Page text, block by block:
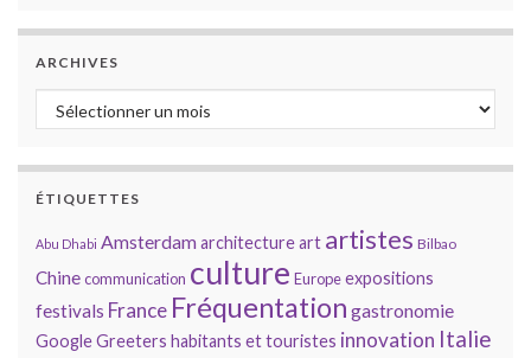
ARCHIVES
Archives
ÉTIQUETTES
Abu Dhabi Amsterdamarchitectureart artistes Bilbao
Chinecommunication culture Europeexpositions
festivals France Fréquentation gastronomie
GoogleGreeters habitants et touristes innovation Italie